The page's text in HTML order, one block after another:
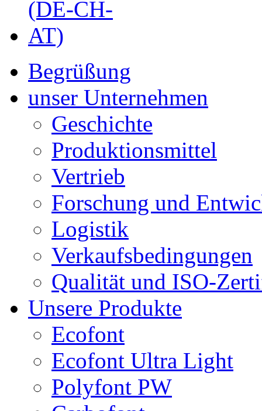
Begrüßung
unser Unternehmen
Geschichte
Produktionsmittel
Vertrieb
Forschung und
Logistik
Verkaufsbedingungen
Qualität und ISO-
Unsere Produkte
Ecofont
Ecofont Ultra Light
Polyfont PW